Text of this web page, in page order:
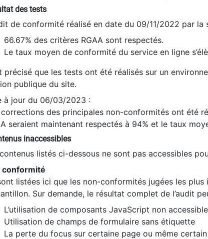
des tests
de conformité réalisé en date du 09/11/2022 par la
66.67% des critères RGAA sont respectés.
Le taux moyen de conformité du service en ligne
précisé que les tests ont été réalisés sur un
publique du site.
à jour du 06/03/2023 :
corrections des principales non-conformités ont été
seraient maintenant respectés à 94% et le taux
inaccessibles
listés ci-dessous ne sont pas accessibles
conformité
listées ici que les non-conformités jugées les
Sur demande, le résultat complet de l’audit
L’utilisation de composants JavaScript non
Utilisation de champs de formulaire sans étiquette
La perte du focus sur certaine page ou même